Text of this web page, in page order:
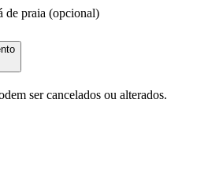
de praia (opcional)
ser cancelados ou alterados.